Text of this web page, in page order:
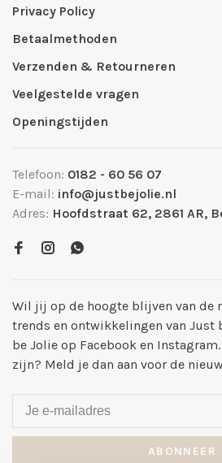
Privacy Policy
Betaalmethoden
Verzenden & Retourneren
Veelgestelde vragen
Openingstijden
Telefoon: 0182 - 60 56 07
E-mail: info@justbejolie.nl
Adres: Hoofdstraat 62, 2861 AR,
Wil jij op de hoogte blijven van de
trends en ontwikkelingen van Just
be Jolie op Facebook en
zijn? Meld je dan aan voor de
ABONNEER